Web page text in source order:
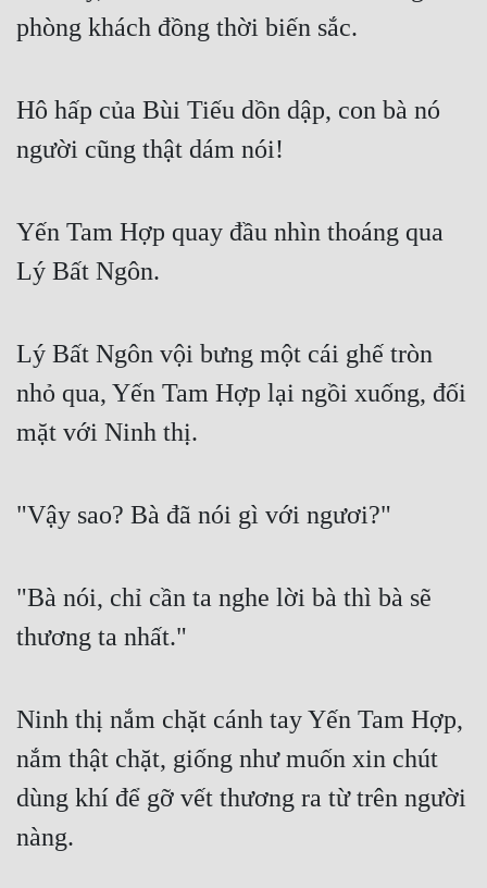
Đẹp
Tính Cách Nhân Vật :
Sát Phạt Quyết Đoán
Vô Sỉ
phòng khách đồng thời biến sắc.
Hô hấp của Bùi Tiếu dồn dập, con bà nó
người cũng thật dám nói!
Yến Tam Hợp quay đầu nhìn thoáng qua
Lý Bất Ngôn.
Lý Bất Ngôn vội bưng một cái ghế tròn
nhỏ qua, Yến Tam Hợp lại ngồi xuống, đối
mặt với Ninh thị.
"Vậy sao? Bà đã nói gì với ngươi?"
"Bà nói, chỉ cần ta nghe lời bà thì bà sẽ
thương ta nhất."
Ninh thị nắm chặt cánh tay Yến Tam Hợp,
nắm thật chặt, giống như muốn xin chút
dùng khí để gỡ vết thương ra từ trên người
nàng.